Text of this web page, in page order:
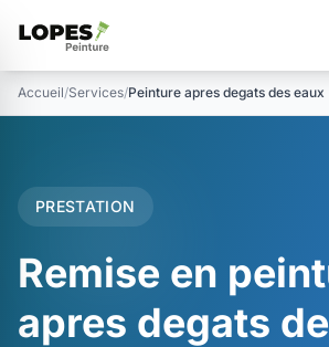
Accueil/Services/Peinture apres degats des eaux
PRESTATION
Remise en
apres degats